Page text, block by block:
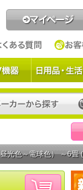
光色～電球色） ～6畳